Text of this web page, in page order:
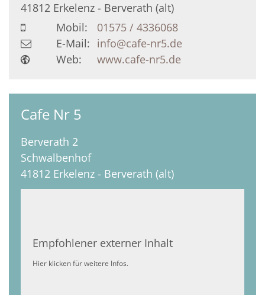
41812 Erkelenz - Berverath (alt)
Mobil:
01575 / 4336068
E-Mail: info@cafe-nr5.de
Web:
www.cafe-nr5.de
Cafe Nr 5
Berverath 2
Schwalbenhof
41812 Erkelenz - Berverath (alt)
Empfohlener externer Inhalt
Hier klicken für weitere Infos.